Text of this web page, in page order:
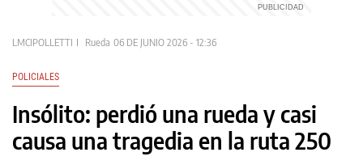
LMCIPOLLETTI Rueda 06 DE JUNIO 2026 - 12:36
POLICIALES
Insólito: perdió una rueda y casi
causa una tragedia en la ruta 250